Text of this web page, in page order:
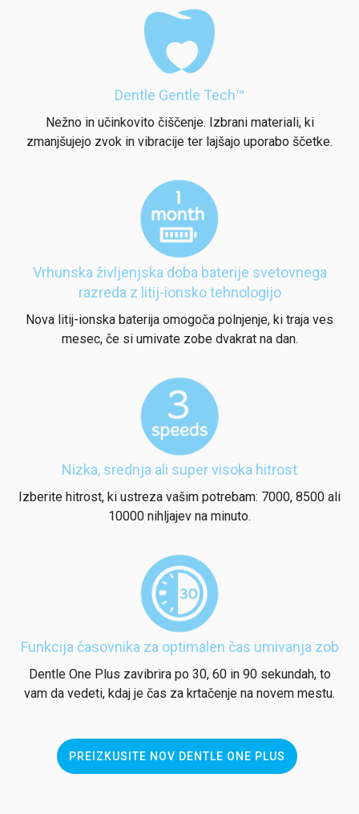
Dentle Gentle Tech™
Nežno in učinkovito čiščenje. Izbrani materiali, ki
zmanjšujejo zvok in vibracije ter lajšajo uporabo ščetke.
Vrhunska življenjska doba baterije svetovnega
razreda z litij-ionsko tehnologijo
Nova litij-ionska baterija omogoča polnjenje, ki traja ves
mesec, če si umivate zobe dvakrat na dan.
Nizka, srednja ali super visoka hitrost
Izberite hitrost, ki ustreza vašim potrebam: 7000, 8500 ali
10000 nihljajev na minuto.
Funkcija časovnika za optimalen čas umivanja zob
Dentle One Plus zavibrira po 30, 60 in 90 sekundah, to
vam da vedeti, kdaj je čas za krtačenje na novem mestu.
PREIZKUSITE NOV DENTLE ONE PLUS